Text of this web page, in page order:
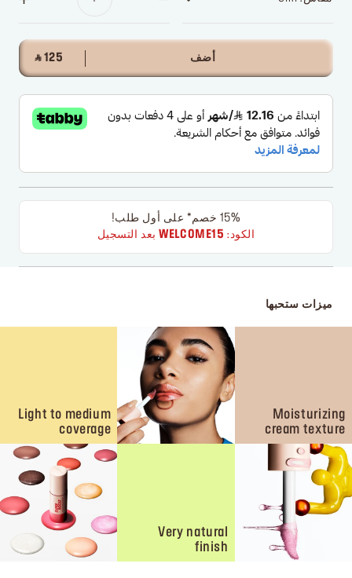
أضف ‎ ⃁ 125 ‎
15% خصم* على أول طلب!
الكود: WELCOME15بعد التسجيل
ميزات ستحبها
Moisturizing
cream texture
Light to medium
coverage
Very natural
finish